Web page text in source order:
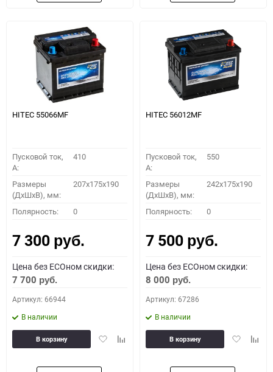
HITEC 55066MF
Пусковой ток,
A:
410
Размеры
(ДхШхВ), мм:
207x175x190
Полярность: 0
7 300 руб.
Цена без ECOном скидки:
7 700 руб.
Артикул: 66944
В наличии
ДобавитьДобавить
В корзину
HITEC 56012MF
Пусковой ток,
A:
550
Размеры
(ДхШхВ), мм:
242x175x190
Полярность: 0
7 500 руб.
Цена без ECOном скидки:
8 000 руб.
Артикул: 67286
В наличии
Добавить
В корзину